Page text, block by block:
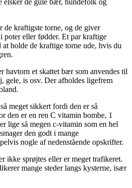
de kraftigste torne, og de giver
eller fødder. Et par kraftige
holde de kraftige torne ude, hvis du
havtorn et skattet bær som anvendes til
gele, is osv. Der afholdes ligefrem
meget sikkert fordi den er så
den er en ren C vitamin bombe, 1
lige så megen c-vitamin som en hel
den godt i mange
nogle af nedenstående opskrifter.
ikke sprøjtes eller er meget trafikeret.
mange steder langs kysterne, især